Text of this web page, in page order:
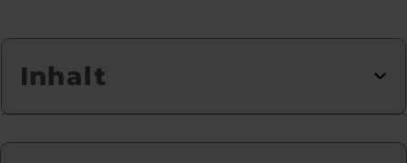
Inhalt